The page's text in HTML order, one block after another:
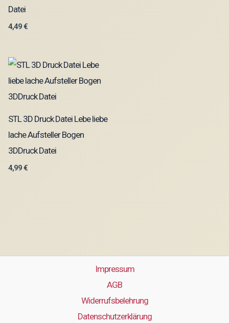
Datei
4,49€
STL 3D Druck Datei Lebe liebe
lache Aufsteller Bogen
3DDruck Datei
4,99€
Impressum
AGB
Widerrufsbelehrung
Datenschutzerklärung